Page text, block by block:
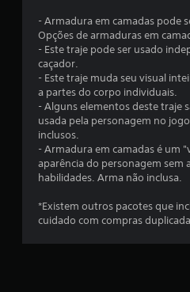
- Armadura em camadas pode
Opções de armaduras em
- Este traje pode ser usado
caçador.
- Este traje muda seu visual
a partes do corpo individuais.
- Alguns elementos deste traje
usada pela personagem no
inclusos.
- Armadura em camadas é um
aparência do personagem sem
habilidades. Arma não inclusa.
*Existem outros pacotes que
cuidado com compras